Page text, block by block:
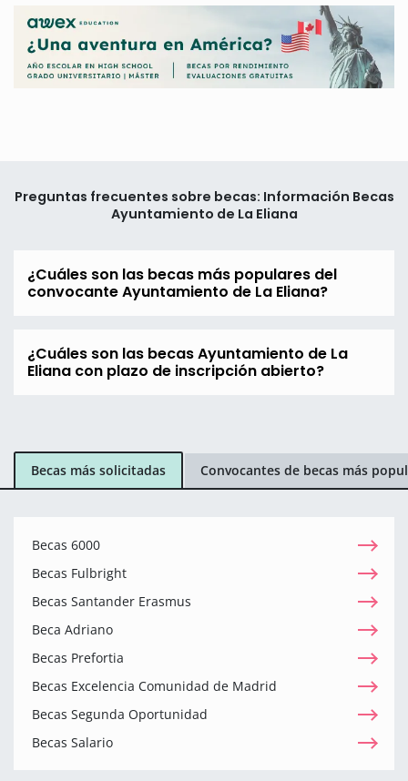
Preguntas frecuentes sobre becas: Información Becas
Ayuntamiento de La Eliana
¿Cuáles son las becas más populares del
convocante Ayuntamiento de La Eliana?
¿Cuáles son las becas Ayuntamiento de La
Eliana con plazo de inscripción abierto?
Becas más solicitadas Convocantes de becas más
Becas 6000
Becas Fulbright
Becas Santander Erasmus
Beca Adriano
Becas Prefortia
Becas Excelencia Comunidad de Madrid
Becas Segunda Oportunidad
Becas Salario